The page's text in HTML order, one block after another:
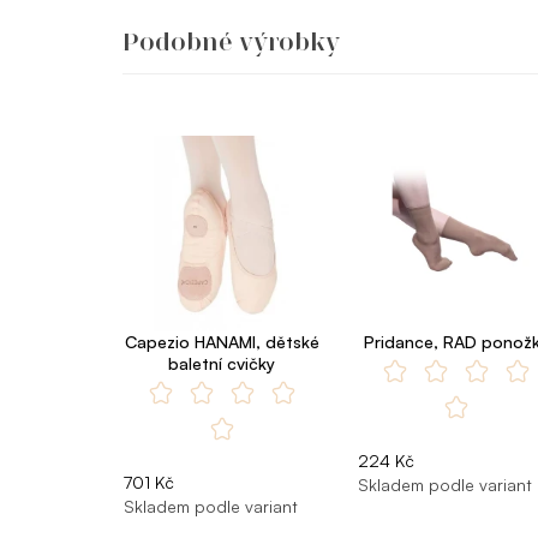
Podobné výrobky
Capezio HANAMI, dětské
baletní cvičky
701 Kč
Skladem podle variant
Pridance, RAD
224 Kč
Skladem podle variant